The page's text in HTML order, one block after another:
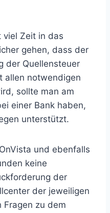
viel Zeit in das
gehen, dass der
der Quellensteuer
allen notwendigen
sollte man am
einer Bank haben,
unterstützt.
und ebenfalls
keine
der
der jeweiligen
Fragen zu dem